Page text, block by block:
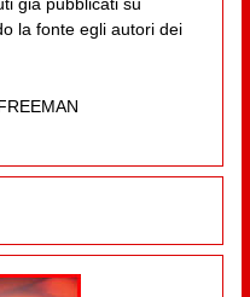
la fonte egli autori dei